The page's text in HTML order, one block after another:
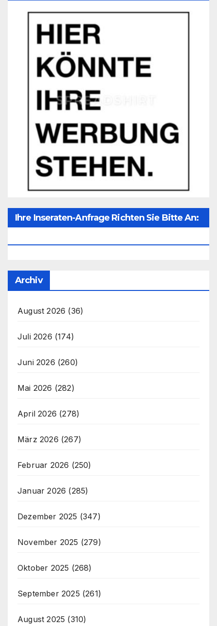
Ihre Inseraten-Anfrage Richten Sie Bitte An:
Archiv
August 2026 (36)
Juli 2026 (174)
Juni 2026 (260)
Mai 2026 (282)
April 2026 (278)
März 2026 (267)
Februar 2026 (250)
Januar 2026 (285)
Dezember 2025 (347)
November 2025 (279)
Oktober 2025 (268)
September 2025 (261)
August 2025 (310)